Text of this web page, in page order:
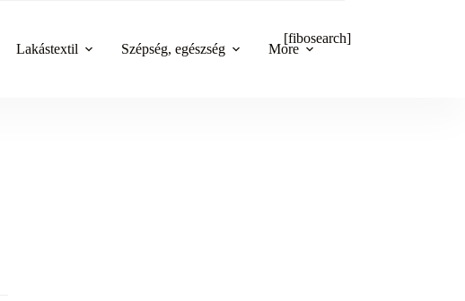
Lakástextil Szépség, egészség More
[fibosearch]